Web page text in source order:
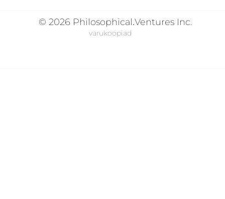
© 2026 Philosophical.Ventures Inc.
varukoopiad